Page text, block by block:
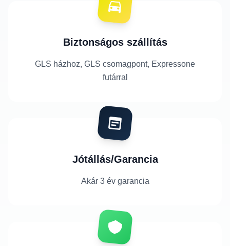
Biztonságos szállítás
GLS házhoz, GLS csomagpont, Expressone
futárral
Jótállás/Garancia
Akár 3 év garancia